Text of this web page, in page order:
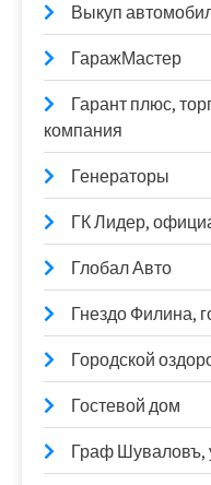
Выкуп
ГаражМастер
Гарант плюс,
компания
Генераторы
ГК Лидер,
Глобал Авто
Гнездо Филина,
Городской
Гостевой дом
Граф Шуваловъ,